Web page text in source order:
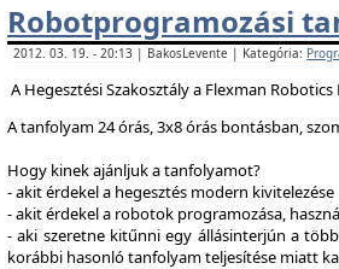
Robotprogramozási
2012. 03. 19. - 20:13 | BakosLevente | Kategória:
A Hegesztési Szakosztály a Flexman
A tanfolyam 24 órás, 3x8 órás bontásban,
Hogy kinek ajánljuk a tanfolyamot?
- akit érdekel a hegesztés modern kivitelezése
- akit érdekel a robotok programozása,
- aki szeretne kitűnni egy állásinterjún a
korábbi hasonló tanfolyam teljesítése miatt